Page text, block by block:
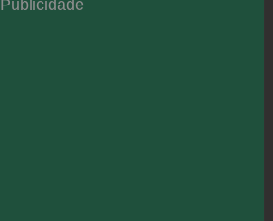
Publicidade